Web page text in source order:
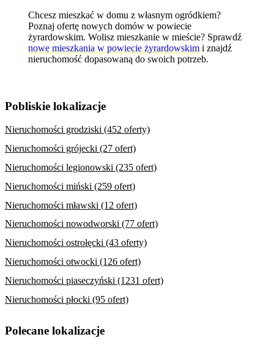
Chcesz mieszkać w domu z własnym ogródkiem?
Poznajofertę nowych domów w powiecie
żyrardowskim. Wolisz mieszkanie w mieście? Sprawdź
nowe mieszkania w powiecie żyrardowskim i znajdź
nieruchomość dopasowaną do swoich potrzeb.
Pobliskie lokalizacje
Nieruchomości grodziski (452 oferty)
Nieruchomości grójecki (27 ofert)
Nieruchomości legionowski (235 ofert)
Nieruchomości miński (259 ofert)
Nieruchomości mławski (12 ofert)
Nieruchomości nowodworski (77 ofert)
Nieruchomości ostrołęcki (43 oferty)
Nieruchomości otwocki (126 ofert)
Nieruchomości piaseczyński (1231 ofert)
Nieruchomości płocki (95 ofert)
Polecane lokalizacje